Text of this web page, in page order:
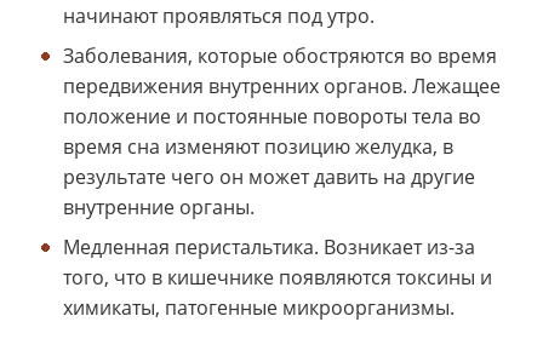
начинают проявляться под утро.
Заболевания, которые обостряются во время
передвижения внутренних органов. Лежащее
положение и постоянные повороты тела во
время сна изменяют позицию желудка, в
результате чего он может давить на другие
внутренние органы.
Медленная перистальтика. Возникает из-за
того, что в кишечнике появляются токсины и
химикаты, патогенные микроорганизмы.